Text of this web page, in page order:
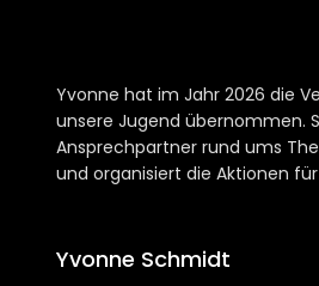
Yvonne hat im Jahr 2026 die
unsere Jugend übernommen.
Ansprechpartner rund ums
und organisiert die Aktionen für
Yvonne Schmidt